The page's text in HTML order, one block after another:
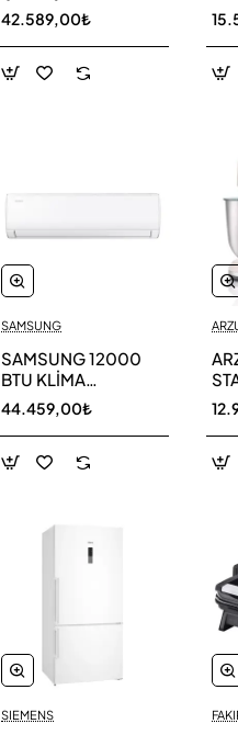
WW11DG5B25AEAH
42.589,00₺
SAMSUNG
SAMSUNG 12000
BTU KLİMA
AR40F12C0AM SK
44.459,00₺
SIEMENS